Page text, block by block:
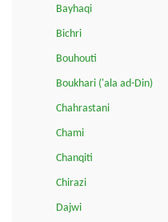
Bayhaqi
Bichri
Bouhouti
Boukhari ('ala ad-Din)
Chahrastani
Chami
Chanqiti
Chirazi
Dajwi